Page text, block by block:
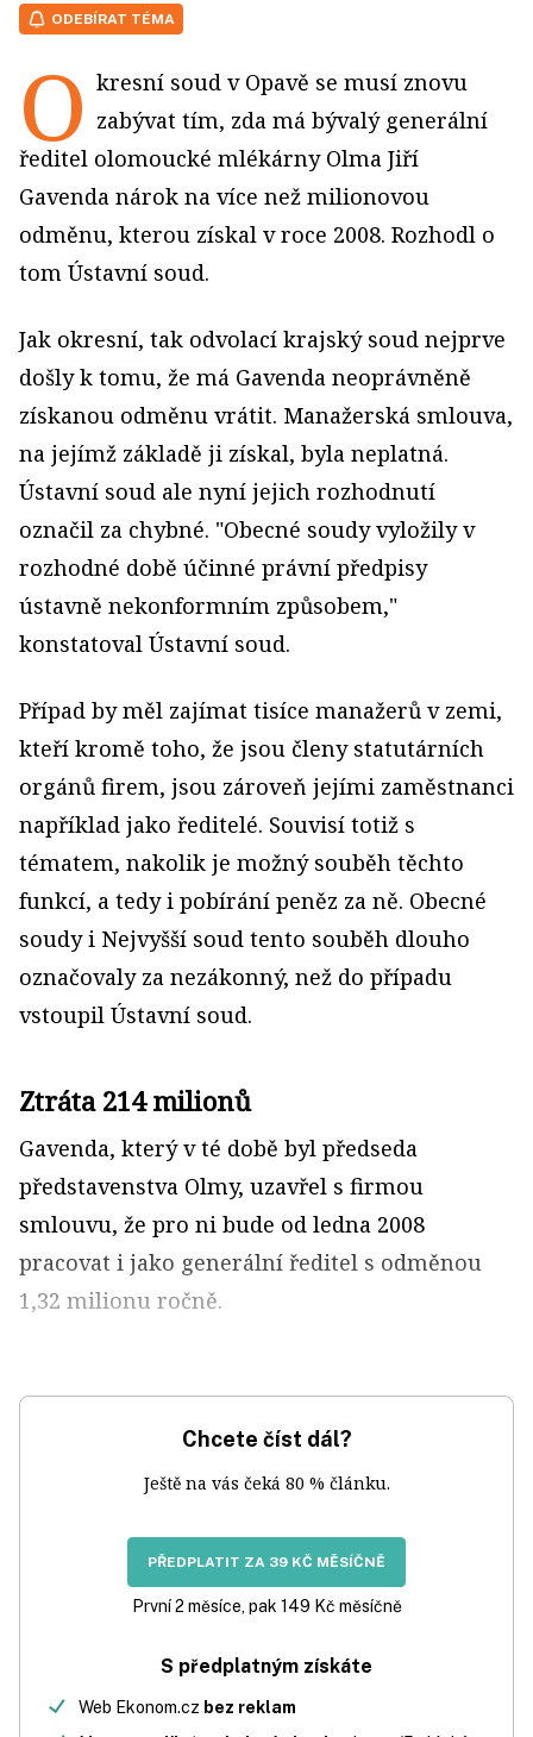
ODEBÍRAT TÉMA
O kresní soud v Opavě se musí znovu
zabývat tím, zda má bývalý generální
ředitel olomoucké mlékárny Olma Jiří
Gavenda nárok na více než milionovou
odměnu, kterou získal v roce 2008. Rozhodl o
tom Ústavní soud.
Jak okresní, tak odvolací krajský soud nejprve
došly k tomu, že má Gavenda neoprávněně
získanou odměnu vrátit. Manažerská smlouva,
na jejímž základě ji získal, byla neplatná.
Ústavní soud ale nyní jejich rozhodnutí
označil za chybné. "Obecné soudy vyložily v
rozhodné době účinné právní předpisy
ústavně nekonformním způsobem,"
konstatoval Ústavní soud.
Případ by měl zajímat tisíce manažerů v zemi,
kteří kromě toho, že jsou členy statutárních
orgánů firem, jsou zároveň jejími zaměstnanci
například jako ředitelé. Souvisí totiž s
tématem, nakolik je možný souběh těchto
funkcí, a tedy i pobírání peněz za ně. Obecné
soudy i Nejvyšší soud tento souběh dlouho
označovaly za nezákonný, než do případu
vstoupil Ústavní soud.
Ztráta 214 milionů
Gavenda, který v té době byl předseda
představenstva Olmy, uzavřel s firmou
smlouvu, že pro ni bude od ledna 2008
pracovat i jako generální ředitel s odměnou
1,32 milionu ročně.
Chcete číst dál?
Ještě na vás čeká 80 % článku.
PŘEDPLATIT ZA 39 KČ MĚSÍČNĚ
První 2 měsíce, pak 149 Kč měsíčně
S předplatným získáte
Web Ekonom.cz bez reklam